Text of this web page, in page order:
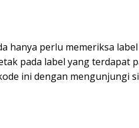
hanya perlu memeriksa
pada label yang terdapat
ini dengan mengunjungi